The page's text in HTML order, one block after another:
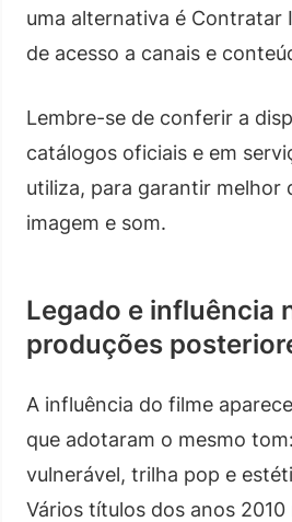
uma alternativa é Contratar
de acesso a canais e
Lembre-se de conferir a
catálogos oficiais e em
utiliza, para garantir melhor
imagem e som.
Legado e influência
produções
A influência do filme
que adotaram o mesmo
vulnerável, trilha pop e
Vários títulos dos anos